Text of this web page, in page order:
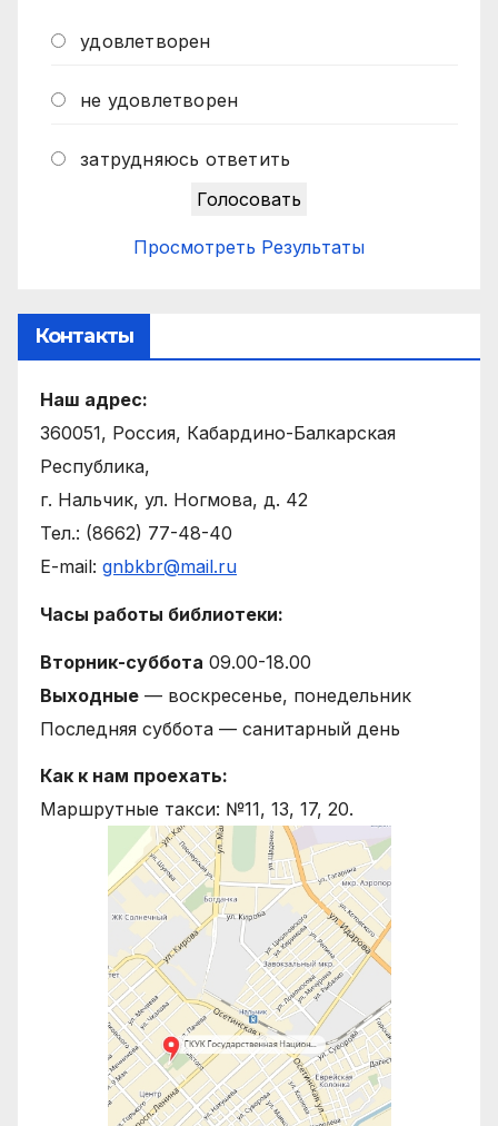
удовлетворен
не удовлетворен
затрудняюсь ответить
Просмотреть Результаты
Контакты
Наш адрес:
360051, Россия, Кабардино-Балкарская
Республика,
г. Нальчик, ул. Ногмова, д. 42
Тел.: (8662) 77-48-40
E-mail: gnbkbr@mail.ru
Часы работы библиотеки:
Вторник-суббота 09.00-18.00
Выходные — воскресенье, понедельник
Последняя суббота — санитарный день
Как к нам проехать:
Маршрутные такси: №11, 13, 17, 20.